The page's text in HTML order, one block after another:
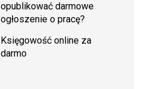
opublikować darmowe
ogłoszenie o pracę?
Księgowość online za
darmo